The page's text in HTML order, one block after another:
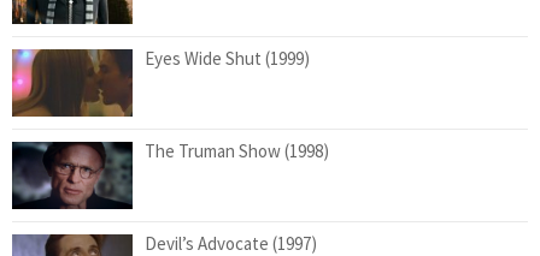
Eyes Wide Shut (1999)
The Truman Show (1998)
Devil’s Advocate (1997)